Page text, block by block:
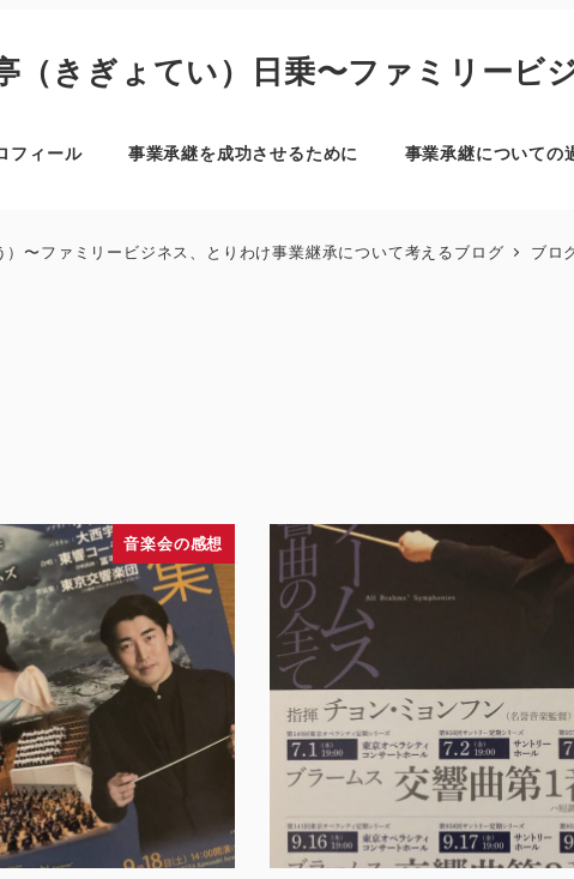
（きぎょてい）日乗〜ファミリービ
フィール 事業承継を成功させるために 事業承継についての
〜ファミリービジネス、とりわけ事業継承について考えるブログ ブロ
音楽会の感想